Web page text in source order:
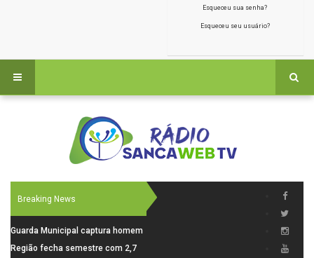
Esqueceu sua senha?
Esqueceu seu usuário?
Breaking News
Guarda Municipal captura homem
procurado pela Justiça durante
Região fecha semestre com 2,7